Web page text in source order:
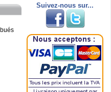
Suivez-nous sur...